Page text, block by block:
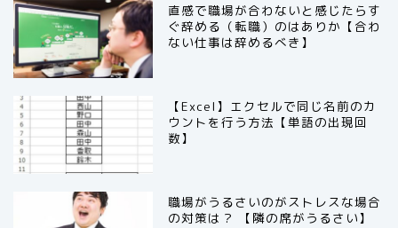
直感で職場が合わないと感じたらす
ぐ辞める（転職）のはありか【合わ
ない仕事は辞めるべき】
【Excel】エクセルで同じ名前のカ
ウントを行う方法【単語の出現回
数】
職場がうるさいのがストレスな場合
の対策は？ 【隣の席がうるさい】